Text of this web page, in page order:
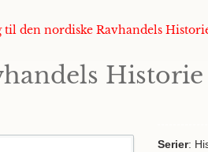
til den nordiske Ravhandels
Historie
Serier: